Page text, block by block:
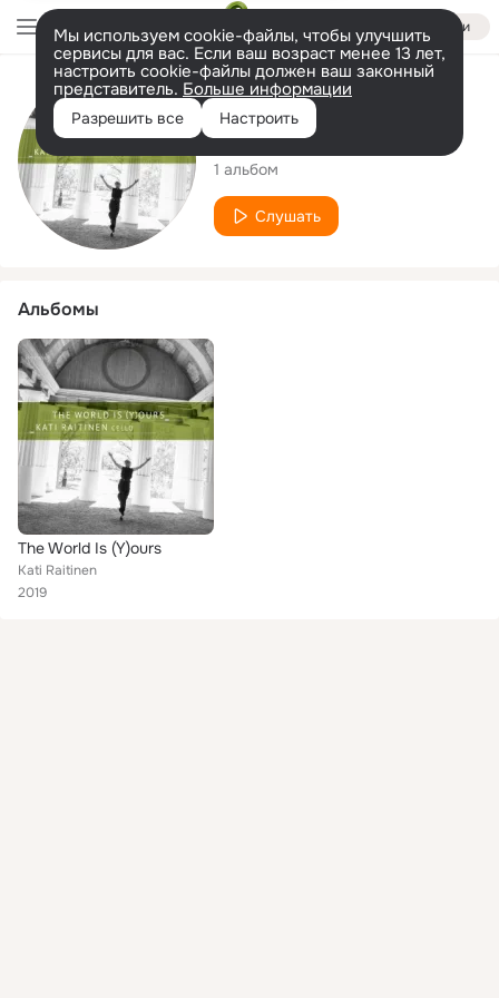
Войти
Мы используем cookie-файлы, чтобы улучшить
сервисы для вас. Если ваш возраст менее 13 лет,
настроить cookie-файлы должен ваш законный
представитель. Больше информации
Разрешить все Настроить
Исполнитель
Kati Raitinen
1 альбом
Слушать
Альбомы
The World Is (Y)ours
Kati Raitinen
2019